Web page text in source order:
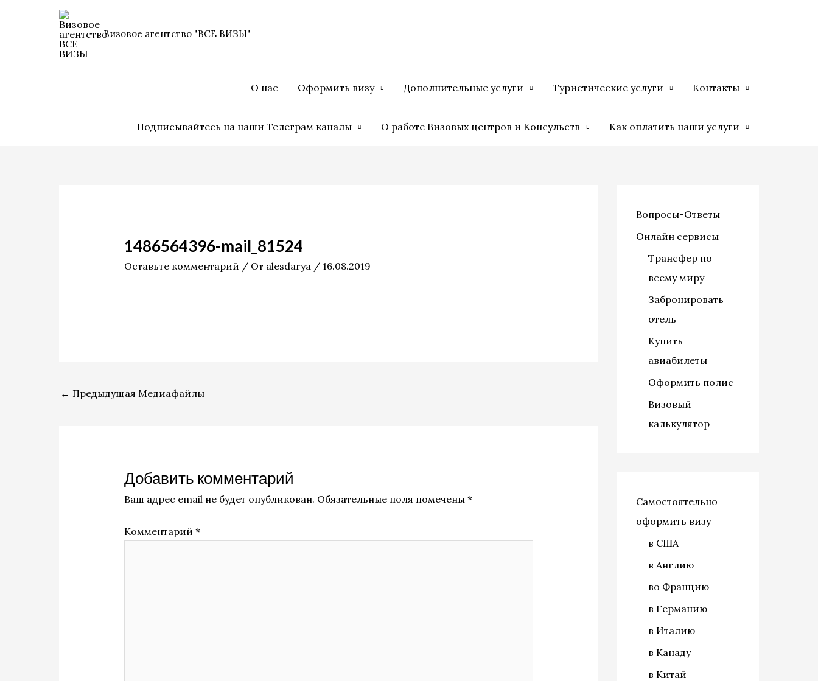
содержимому
Визовое агентство "ВСЕ ВИЗЫ"
О нас Оформить визу Дополнительные услуги Туристические услуги Контакты
Подписывайтесь на наши Телеграм каналы О работе Визовых центров и Консульств Как оплатить наши услуги
1486564396-mail_81524
Оставьте комментарий / От alesdarya / 16.08.2019
← Предыдущая Медиафайлы
Добавить комментарий
Ваш адрес email не будет опубликован. Обязательные поля помечены *
Комментарий *
Вопросы-Ответы
Онлайн сервисы
Трансфер по
всему миру
Забронировать
отель
Купить
авиабилеты
Оформить полис
Визовый
калькулятор
Самостоятельно
оформить визу
в США
в Англию
во Францию
в Германию
в Италию
в Канаду
в Китай